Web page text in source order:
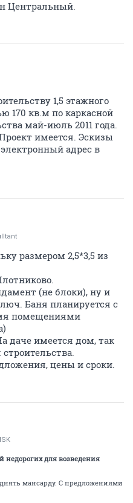
Центральный.
1,5 этажного
170 кв.м по каркасной
май-июль 2011 года.
имеется. Эскизы
адрес в
размером 2,5*3,5 из
(не блоки), ну и
Баня планируется с
помещениями
даче имеется дом, так
цены и сроки.
недорогих для возведения
мансарду. С предложениями